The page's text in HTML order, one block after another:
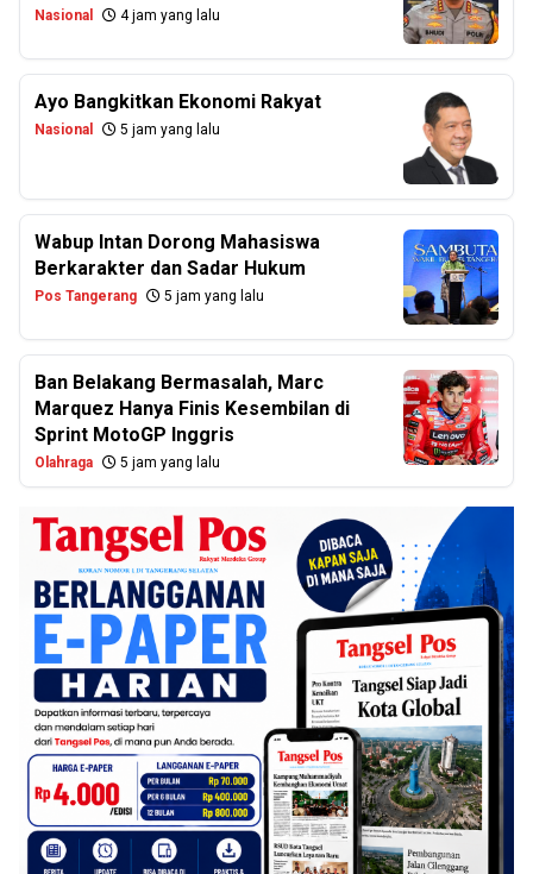
Nasional 4 jam yang lalu
Ayo Bangkitkan Ekonomi Rakyat
Nasional 5 jam yang lalu
Wabup Intan Dorong Mahasiswa
Berkarakter dan Sadar Hukum
Pos Tangerang 5 jam yang lalu
Ban Belakang Bermasalah, Marc
Marquez Hanya Finis Kesembilan di
Sprint MotoGP Inggris
Olahraga 5 jam yang lalu